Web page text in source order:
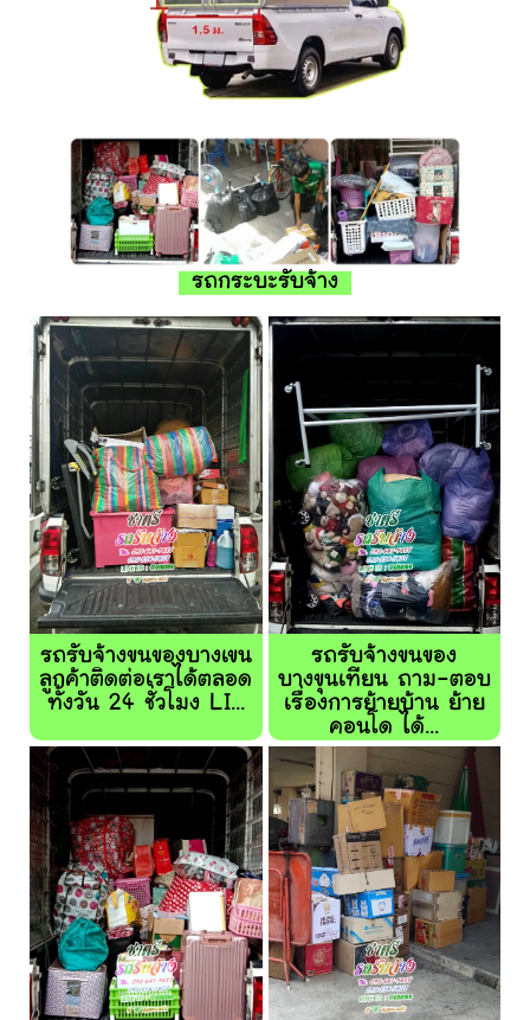
รถกระบะรับจ้าง
รถรับจ้างขนของบางเขน
ลูกค้าติดต่อเราได้ตลอด
ทั้งวัน 24 ชั่วโมง LI...
รถรับจ้างขนของ
บางขุนเทียน ถาม-ตอบ
เรื่องการย้ายบ้าน ย้าย
คอนโด ได้...